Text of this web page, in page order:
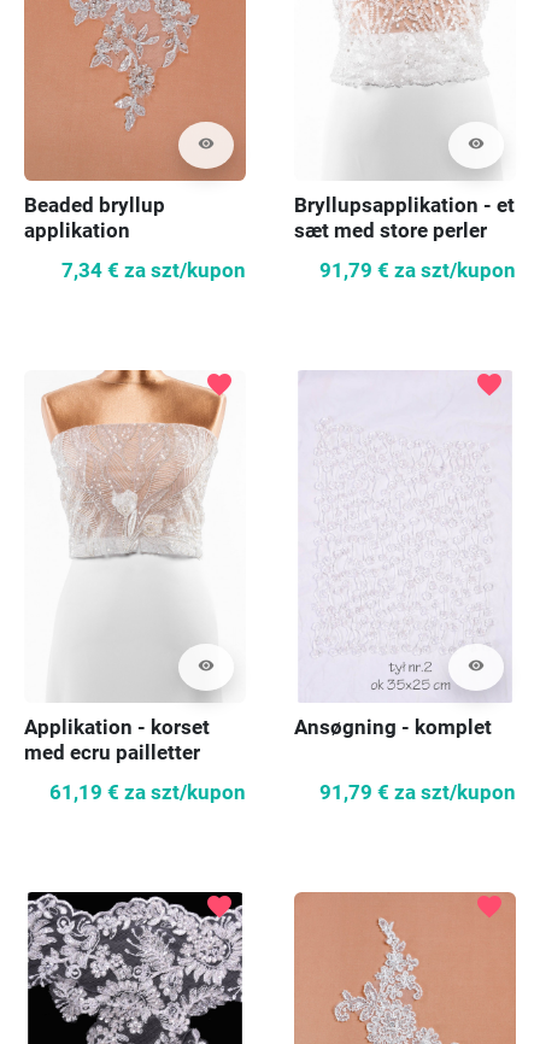
visibility
Beaded bryllup
applikation
7,34 € za szt/kupon
visibility
Bryllupsapplikation - et
sæt med store perler
91,79 € za szt/kupon
visibility
favorite
Applikation - korset
med ecru pailletter
61,19 € za szt/kupon
visibility
favorite
Ansøgning - komplet
91,79 € za szt/kupon
favorite favorite